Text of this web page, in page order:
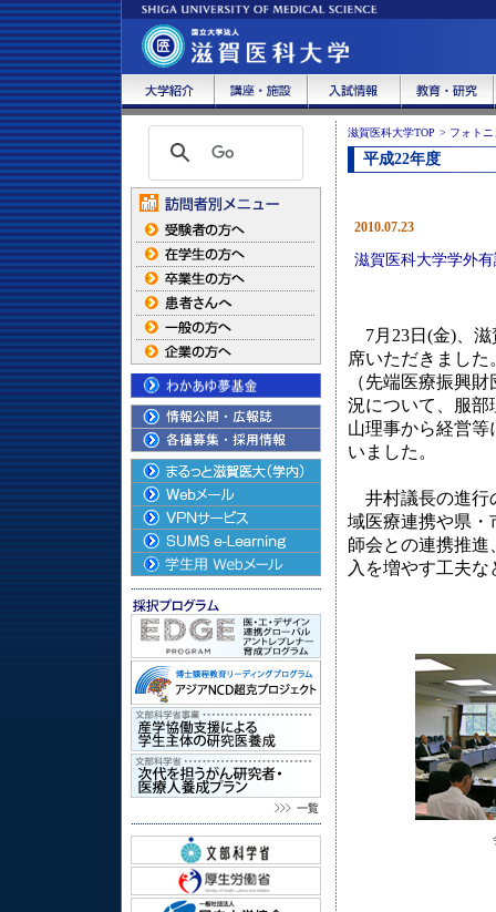
滋賀医科大学TOP > フォト
平成22年度
2010.07.23
滋賀医科大学学外
7月23日(金)、滋
席いただきまし
（先端医療振興
況について、服部
山理事から経営
いました。
井村議長の進行
域医療連携や県・
師会との連携推
入を増やす工夫